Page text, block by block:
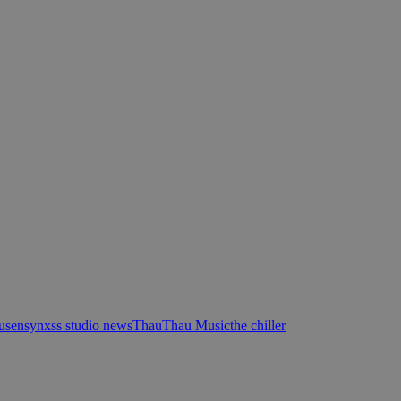
synxss studio newsThauThau Musicthe chiller